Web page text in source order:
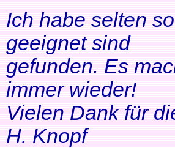
Ich habe selten
geeignet sind
gefunden. Es
immer wieder!
Vielen Dank für
H. Knopf